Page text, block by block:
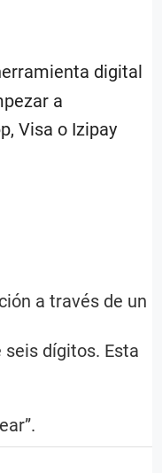
digital
a
Visa o Izipay
a través de un
seis dígitos. Esta